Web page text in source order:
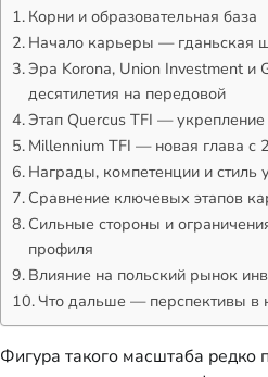
Корни и образовательная база
Начало карьеры — гданьская
Эра Korona, Union Investment и
десятилетия на передовой
Этап Quercus TFI —
Millennium TFI — новая глава с
Награды, компетенции и стиль
Сравнение ключевых этапов
Сильные стороны и
профиля
Влияние на польский рынок
Что дальше — перспективы в
Фигура такого масштаба редко